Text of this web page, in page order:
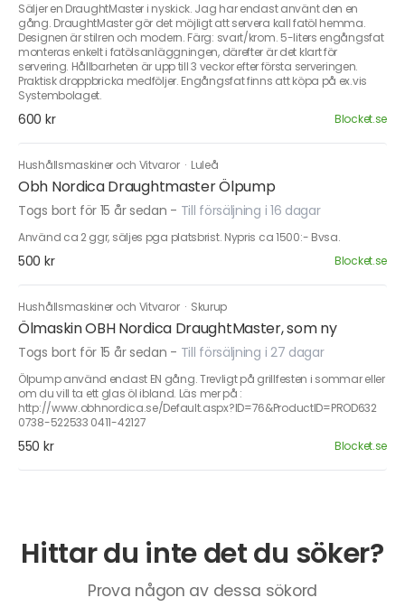
Säljer en DraughtMaster i nyskick. Jag har endast använt den en
gång. DraughtMaster gör det möjligt att servera kall fatöl hemma.
Designen är stilren och modern. Färg: svart/krom. 5-liters engångsfat
monteras enkelt i fatölsanläggningen, därefter är det klart för
servering. Hållbarheten är upp till 3 veckor efter första serveringen.
Praktisk droppbricka medföljer. Engångsfat finns att köpa på ex.vis
Systembolaget.
600 kr Blocket.se
Hushållsmaskiner och Vitvaror · Luleå
Obh Nordica Draughtmaster Ölpump
Togs bort för 15 år sedan - Till försäljning i 16 dagar
Använd ca 2 ggr, säljes pga platsbrist. Nypris ca 1500:- Bvsa.
500 kr Blocket.se
Hushållsmaskiner och Vitvaror · Skurup
Ölmaskin OBH Nordica DraughtMaster, som ny
Togs bort för 15 år sedan - Till försäljning i 27 dagar
Ölpump använd endast EN gång. Trevligt på grillfesten i sommar eller
om du vill ta ett glas öl ibland. Läs mer på :
http://www.obhnordica.se/Default.aspx?ID=76&ProductID=PROD632
0738-522533 0411-42127
550 kr Blocket.se
Hittar du inte det du söker?
Prova någon av dessa sökord